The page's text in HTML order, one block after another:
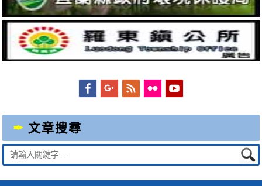
FacebookGoogleplus
Feed Flickr
文章搜尋
Suche
nach: